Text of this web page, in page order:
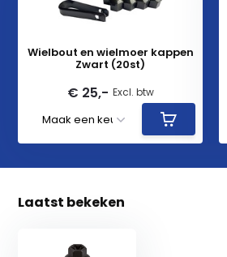
Wielbout en wielmoer kappen
Zwart (20st)
€ 25,- Excl. btw
Laatst bekeken